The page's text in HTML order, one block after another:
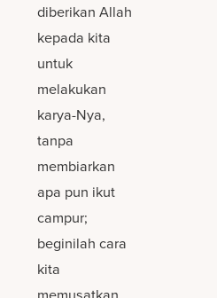
diberikan Allah
kepada kita
untuk
melakukan
karya-Nya,
tanpa
membiarkan
apa pun ikut
campur;
beginilah cara
kita